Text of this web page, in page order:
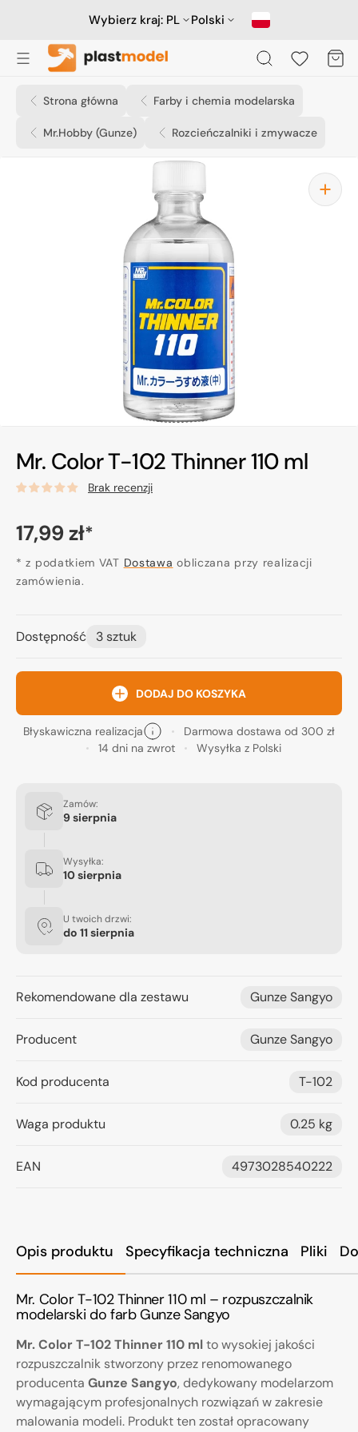
Wybierz kraj: PL Polski
Koszyk
Strona główna Farby i chemia modelarska
Mr.Hobby (Gunze) Rozcieńczalniki i zmywacze
Otwórz
media
1
w
widoku
galerii
Opis produktu Specyfikacja techniczna Pliki
Mr. Color T-102 Thinner 110 ml – rozpuszczalnik
modelarski do farb Gunze Sangyo
Mr. Color T-102 Thinner 110 mlto wysokiej jakości
rozpuszczalnik stworzony przez renomowanego
producenta Gunze Sangyo, dedykowany modelarzom
wymagającym profesjonalnych rozwiązań w zakresie
malowania modeli. Produkt ten został opracowany
Mr. Color T-102 Thinner 110 ml
Brak recenzji
Cena
regularna
17,99 zł*
* z podatkiem VAT Dostawa obliczana przy realizacji
zamówienia.
Dostępność 3 sztuk
DODAJ DO KOSZYKA
Błyskawiczna realizacja
Darmowa dostawa od 300 zł
14 dni na zwrot
Wysyłka z Polski
Zamów:
9 sierpnia
Wysyłka:
10 sierpnia
U twoich drzwi:
do 11 sierpnia
Rekomendowane dla zestawu Gunze Sangyo
Producent Gunze Sangyo
Kod producenta T-102
Waga produktu 0.25 kg
EAN 4973028540222